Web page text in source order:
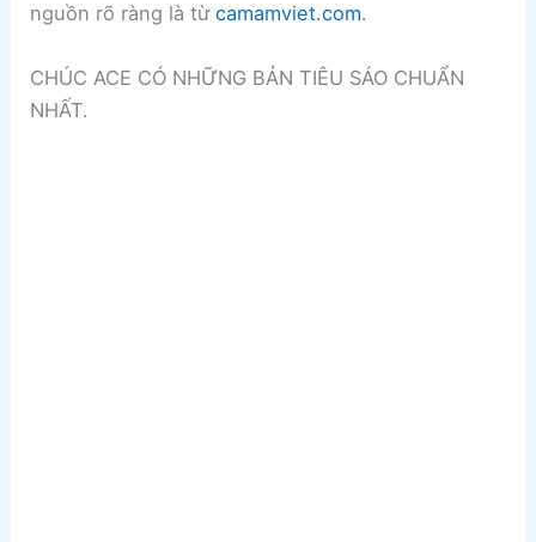
nguồn rõ ràng là từcamamviet.com.
CHÚC ACE CÓ NHỮNG BẢN TIÊU SÁO CHUẨN
NHẤT.